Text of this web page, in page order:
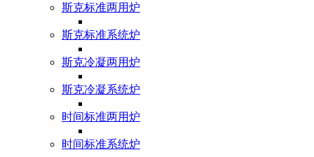
斯克标准两用炉
斯克标准系统炉
斯克冷凝两用炉
斯克冷凝系统炉
时间标准两用炉
时间标准系统炉